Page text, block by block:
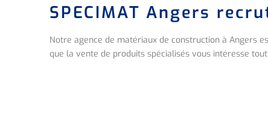
SPECIMAT Angers
Notre agence de matériaux de construction à Angers
que la vente de produits spécialisés vous intéresse